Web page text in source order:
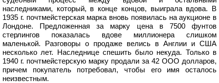
наследниками, который, в конце концов, выиграла вдова. В
1935 г. почтмейстерская марка вновь появилась на аукционе в
Лондоне. Предложенная за марку цена в 7500 фунтов
стерлингов показалась вдове миллионера слишком
маленькой. Разговоры о продаже велись в Англии и США
несколько лет. Наследнице спешить было некуда. Только в
1940 г. почтмейстерскую марку продали за 42 ООО долларов,
причем покупатель потребовал, чтобы его имя осталось
неизвестным.